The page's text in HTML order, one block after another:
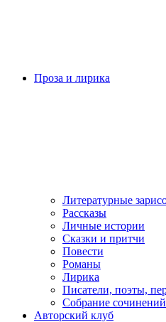
Проза и лирика
Литературные
Рассказы
Личные истории
Сказки и притчи
Повести
Романы
Лирика
Писатели, поэты,
Собрание сочинений
Авторский клуб